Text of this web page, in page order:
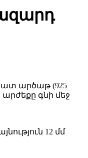
արծաթ (925
գնի մեջ
12 մմ